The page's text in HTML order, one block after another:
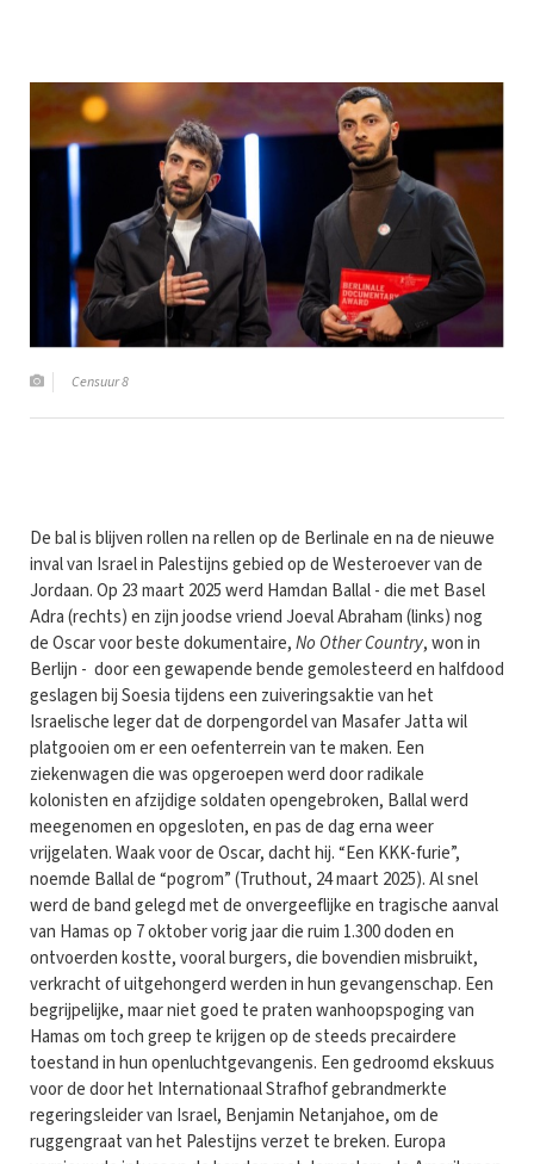
Censuur 8
De bal is blijven rollen na rellen op de Berlinale en na de nieuwe
inval van Israel in Palestijns gebied op de Westeroever van de
Jordaan. Op 23 maart 2025 werd Hamdan Ballal - die met Basel
Adra (rechts) en zijn joodse vriend Joeval Abraham (links) nog
de Oscar voor beste dokumentaire,No Other Country, won in
Berlijn - door een gewapende bende gemolesteerd en halfdood
geslagen bij Soesia tijdens een zuiveringsaktie van het
Israelische leger dat de dorpengordel van Masafer Jatta wil
platgooien om er een oefenterrein van te maken. Een
ziekenwagen die was opgeroepen werd door radikale
kolonisten en afzijdige soldaten opengebroken, Ballal werd
meegenomen en opgesloten, en pas de dag erna weer
vrijgelaten. Waak voor de Oscar, dacht hij. “Een KKK-furie”,
noemde Ballal de “pogrom” (Truthout, 24 maart 2025). Al snel
werd de band gelegd met de onvergeeflijke en tragische aanval
van Hamas op 7 oktober vorig jaar die ruim 1.300 doden en
ontvoerden kostte, vooral burgers, die bovendien misbruikt,
verkracht of uitgehongerd werden in hun gevangenschap. Een
begrijpelijke, maar niet goed te praten wanhoopspoging van
Hamas om toch greep te krijgen op de steeds precairdere
toestand in hun openluchtgevangenis. Een gedroomd ekskuus
voor de door het Internationaal Strafhof gebrandmerkte
regeringsleider van Israel, Benjamin Netanjahoe, om de
ruggengraat van het Palestijns verzet te breken. Europa